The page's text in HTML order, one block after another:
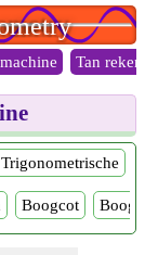
Tan
Trigonometrische
Boogcot Boogsec